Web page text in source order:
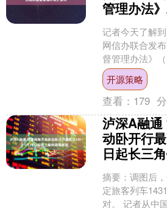
管理办法
记者今天了解
网信办联合发
督管理办法》
在规范网络交
台规则）制定、
开源策略
查看： 179
泸深A融
动卧开行
日起长三
摘要：调图后
定旅客列车
对。 记者从中